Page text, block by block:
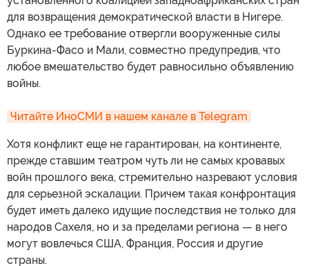
для возвращения демократической власти в Нигере.
Однако ее требование отвергли вооруженные силы
Буркина-Фасо и Мали, совместно предупредив, что
любое вмешательство будет равносильно объявлению
войны.
Читайте ИноСМИ в нашем канале в Telegram
Хотя конфликт еще не гарантирован, на континенте,
прежде ставшим театром чуть ли не самых кровавых
войн прошлого века, стремительно назревают условия
для серьезной эскалации. Причем такая конфронтация
будет иметь далеко идущие последствия не только для
народов Сахеля, но и за пределами региона — в него
могут вовлечься США, Франция, Россия и другие
страны.